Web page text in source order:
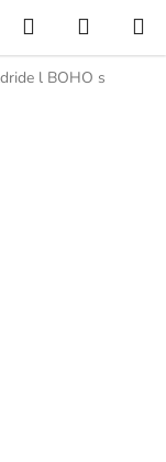
Hľadať
KOŠÍK
l BOHO s